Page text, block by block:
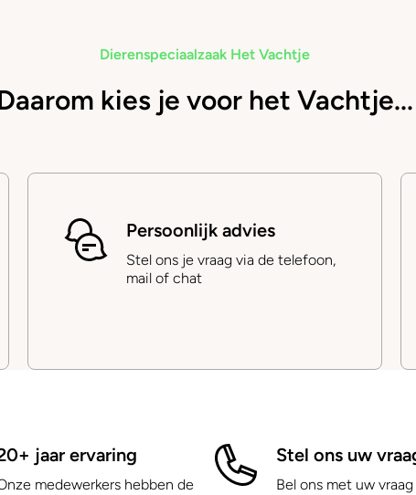
Dierenspeciaalzaak Het Vachtje
kies je voor het Vachtje...
Persoonlijk advies
Stel ons je vraag via de telefoon,
mail of chat
jaar ervaring
medewerkers hebben de
Stel ons uw
Bel ons met uw